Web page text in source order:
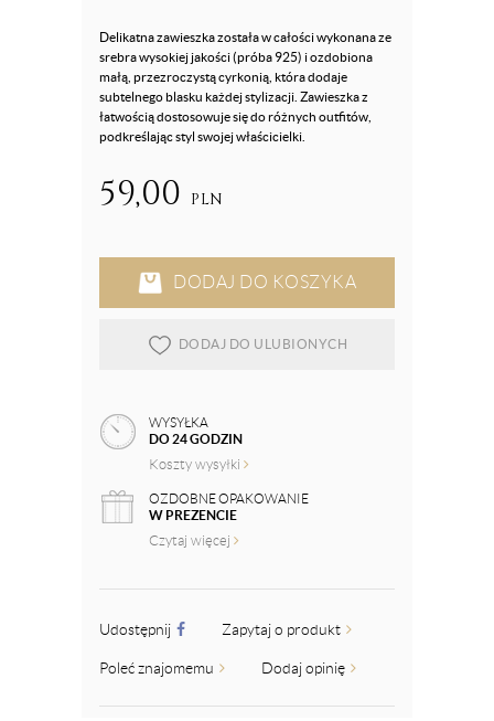
Delikatna zawieszka została w całości wykonana ze
srebra wysokiej jakości (próba 925) i ozdobiona
małą, przezroczystą cyrkonią, która dodaje
subtelnego blasku każdej stylizacji. Zawieszka z
łatwością dostosowuje się do różnych outfitów,
podkreślając styl swojej właścicielki.
59,00 PLN
DODAJ DO KOSZYKA
DODAJ DO ULUBIONYCH
WYSYŁKA
DO 24 GODZIN
Koszty wysyłki
OZDOBNE OPAKOWANIE
W PREZENCIE
Czytaj więcej
Udostępnij Zapytaj o produkt
Poleć znajomemu Dodaj opinię